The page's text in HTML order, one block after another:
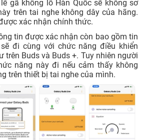
gã khổng lồ Hàn Quốc sẽ không sơ
trên tai nghe không dây của hãng.
xác nhận chính thức.
tin được xác nhận còn bao gồm tin
đi cùng với chức năng điều khiển
trên Buds và Buds +. Tuy nhiên người
năng này đi nếu cảm thấy không
trên thiết bị tai nghe của mình.